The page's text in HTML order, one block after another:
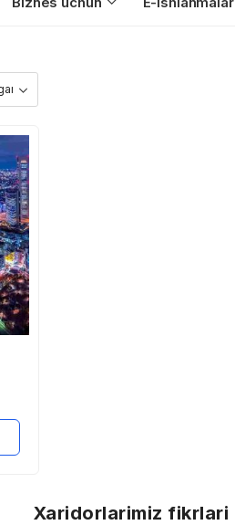
Xaridorlarimiz fikrlari